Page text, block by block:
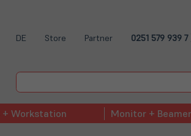
DE Store Partner 0251 579 939 7
+ Workstation Monitor +